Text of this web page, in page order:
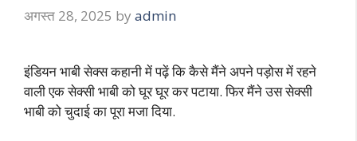
अगस्त 28, 2025 by admin
इंडियन भाबी सेक्स कहानी में पढ़ें कि कैसे मैंने अपने पड़ोस में रहने
वाली एक सेक्सी भाबी को घूर घूर कर पटाया. फिर मैंने उस सेक्सी
भाबी को चुदाई का पूरा मजा दिया.